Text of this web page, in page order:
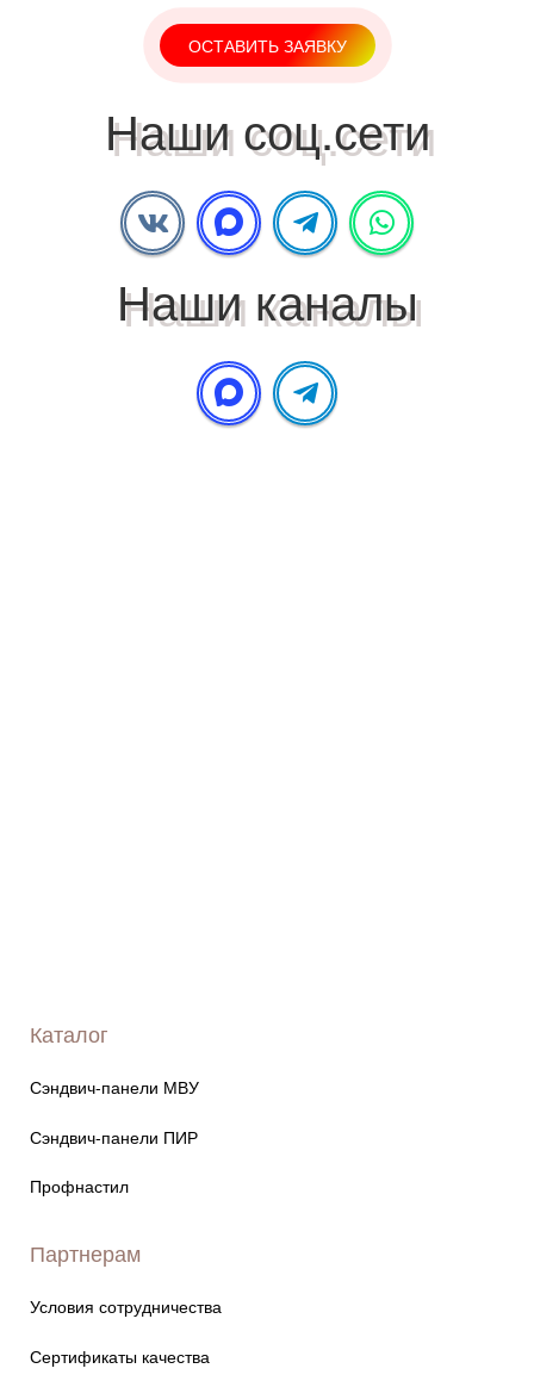
ОСТАВИТЬ ЗАЯВКУ
Наши соц.сети
Наши каналы
Каталог
Сэндвич-панели МВУ
Сэндвич-панели ПИР
Профнастил
Партнерам
Условия сотрудничества
Сертификаты качества